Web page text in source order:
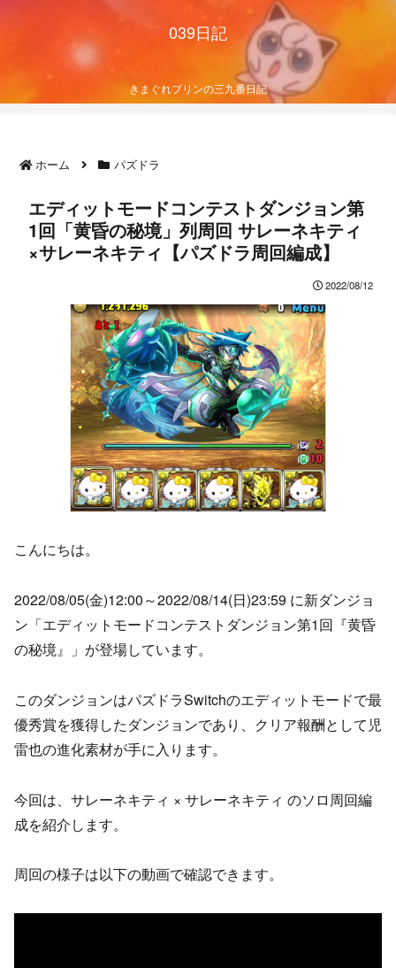
039日記
きまぐれプリンの三九番日記
ホーム パズドラ
エディットモードコンテストダンジョン第
1回「黄昏の秘境」列周回 サレーネキティ
×サレーネキティ【パズドラ周回編成】
2022/08/12
こんにちは。
2022/08/05(金)12:00～2022/08/14(日)23:59 に新ダンジョ
ン「エディットモードコンテストダンジョン第1回『黄昏
の秘境』」が登場しています。
このダンジョンはパズドラSwitchのエディットモードで最
優秀賞を獲得したダンジョンであり、クリア報酬として児
雷也の進化素材が手に入ります。
今回は、サレーネキティ × サレーネキティ のソロ周回編
成を紹介します。
周回の様子は以下の動画で確認できます。